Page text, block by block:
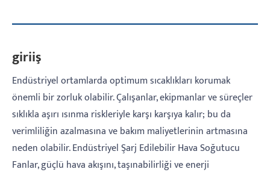
giriiş
Endüstriyel ortamlarda optimum sıcaklıkları korumak
önemli bir zorluk olabilir. Çalışanlar, ekipmanlar ve süreçler
sıklıkla aşırı ısınma riskleriyle karşı karşıya kalır; bu da
verimliliğin azalmasına ve bakım maliyetlerinin artmasına
neden olabilir. Endüstriyel Şarj Edilebilir Hava Soğutucu
Fanlar, güçlü hava akışını, taşınabilirliği ve enerji